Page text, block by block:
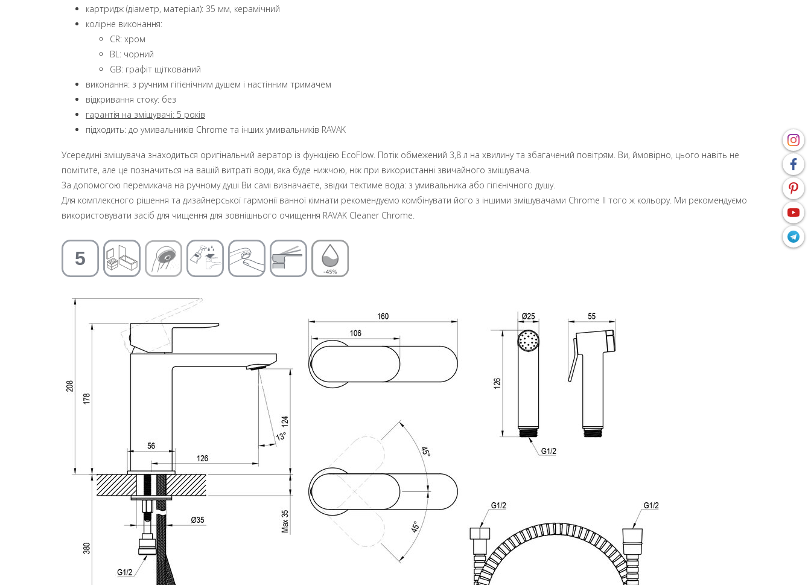
картридж (діаметр, матеріал): 35 мм, керамічний
колірне виконання:
CR: хром
BL: чорний
GB: графіт щіткований
виконання: з ручним гігієнічним душем і настінним тримачем
відкривання стоку: без
гарантія на змішувачі: 5 років
підходить: до умивальників Chrome та інших умивальників RAVAK
Усередині змішувача знаходиться оригінальний аератор із функцією EcoFlow. Потік обмежений 3,8 л на хвилину та збагачений повітрям. Ви, ймовірно, цього навіть не
помітите, але це позначиться на вашій витраті води, яка буде нижчою, ніж при використанні звичайного змішувача.
За допомогою перемикача на ручному душі Ви самі визначаєте, звідки тектиме вода: з умивальника або гігієнічного душу.
Для комплексного рішення та дизайнерської гармонії ванної кімнати рекомендуємо комбінувати його з іншими змішувачами Chrome II того ж кольору. Ми рекомендуємо
використовувати засіб для чищення для зовнішнього очищення RAVAK Cleaner Chrome.